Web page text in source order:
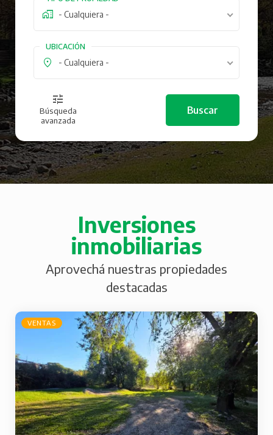
- Cualquiera -
UBICACIÓN
- Cualquiera -
Búsqueda
avanzada
Inversiones
inmobiliarias
Aprovechá nuestras propiedades
destacadas
VENTAS